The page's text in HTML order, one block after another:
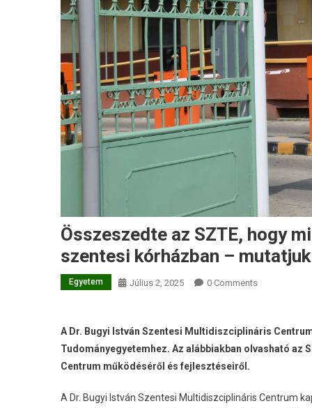
Összeszedte az SZTE, hogy
szentesi kórházban – mutatjuk
Egyetem Július 2, 2025 0 Comments
A Dr. Bugyi István Szentesi Multidiszciplináris
Tudományegyetemhez. Az alábbiakban olvasható az
Centrum működéséről és fejlesztéseiről.
A Dr. Bugyi István Szentesi Multidiszciplináris Centrum